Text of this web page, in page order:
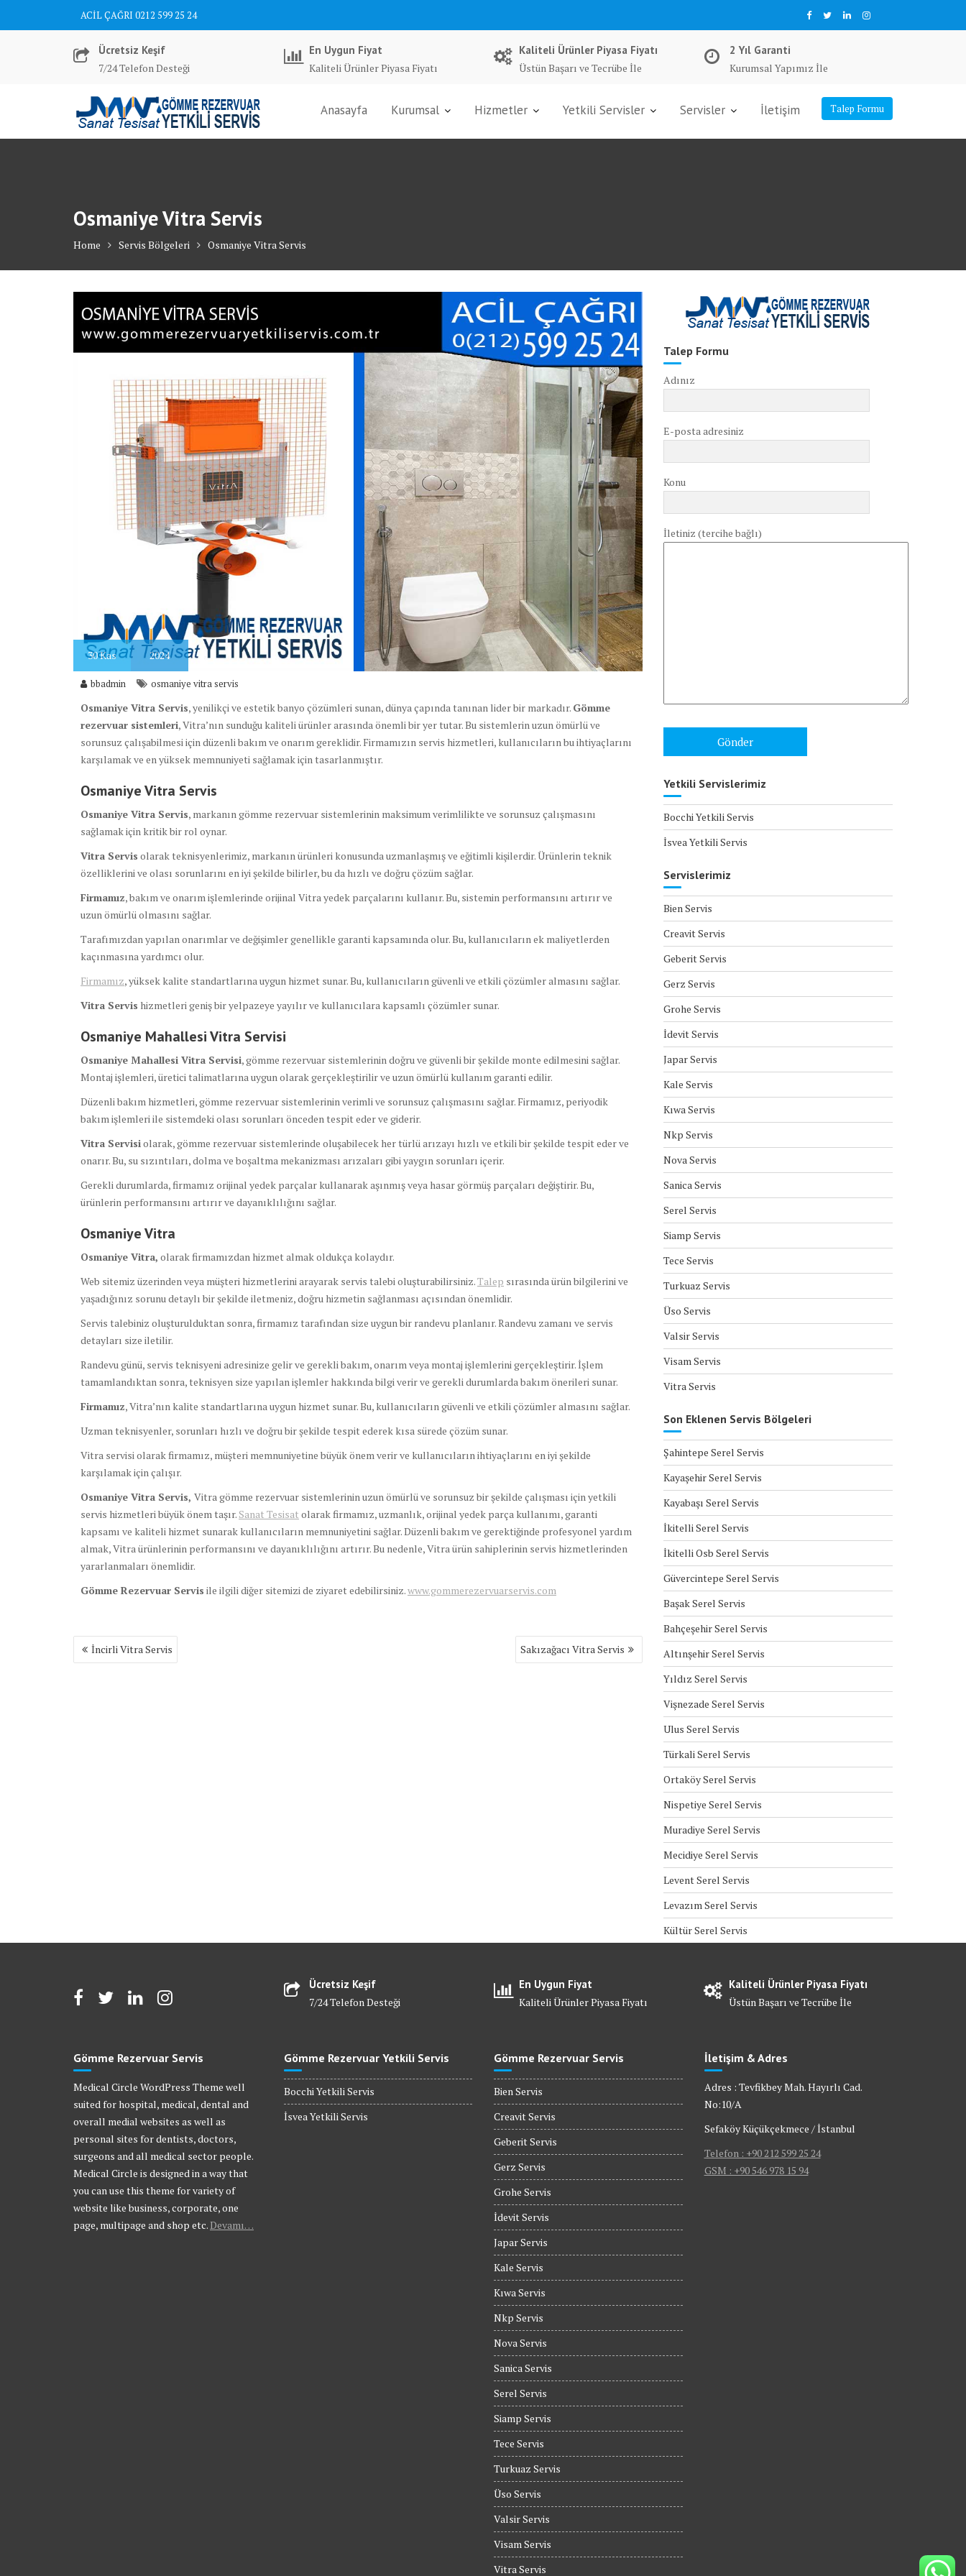
ACİL ÇAĞRI 0212 599 25 24
Ücretsiz Keşif
7/24 Telefon Desteği
En Uygun Fiyat
Kaliteli Ürünler Piyasa Fiyatı
Kaliteli Ürünler Piyasa Fiyatı
Üstün Başarı ve Tecrübe İle
2 Yıl Garanti
Kurumsal Yapımız İle
Talep Formu
Anasayfa Kurumsal Hizmetler Yetkili Servisler Servisler İletişim
Osmaniye Vitra Servis
Home Servis Bölgeleri Osmaniye Vitra Servis
30Kas 2024
bbadmin osmaniye vitra servis
Osmaniye Vitra Servis, yenilikçi ve estetik banyo çözümleri sunan, dünya çapında tanınan lider bir markadır. Gömme
rezervuar sistemleri, Vitra’nın sunduğu kaliteli ürünler arasında önemli bir yer tutar. Bu sistemlerin uzun ömürlü ve
sorunsuz çalışabilmesi için düzenli bakım ve onarım gereklidir. Firmamızın servis hizmetleri, kullanıcıların bu ihtiyaçlarını
karşılamak ve en yüksek memnuniyeti sağlamak için tasarlanmıştır.
Osmaniye Vitra Servis
Osmaniye Vitra Servis, markanın gömme rezervuar sistemlerinin maksimum verimlilikte ve sorunsuz çalışmasını
sağlamak için kritik bir rol oynar.
Vitra Servis olarak teknisyenlerimiz, markanın ürünleri konusunda uzmanlaşmış ve eğitimli kişilerdir. Ürünlerin teknik
özelliklerini ve olası sorunlarını en iyi şekilde bilirler, bu da hızlı ve doğru çözüm sağlar.
Firmamız, bakım ve onarım işlemlerinde orijinal Vitra yedek parçalarını kullanır. Bu, sistemin performansını artırır ve
uzun ömürlü olmasını sağlar.
Tarafımızdan yapılan onarımlar ve değişimler genellikle garanti kapsamında olur. Bu, kullanıcıların ek maliyetlerden
kaçınmasına yardımcı olur.
Firmamız, yüksek kalite standartlarına uygun hizmet sunar. Bu, kullanıcıların güvenli ve etkili çözümler almasını sağlar.
Vitra Servis hizmetleri geniş bir yelpazeye yayılır ve kullanıcılara kapsamlı çözümler sunar.
Osmaniye Mahallesi Vitra Servisi
Osmaniye Mahallesi Vitra Servisi, gömme rezervuar sistemlerinin doğru ve güvenli bir şekilde monte edilmesini sağlar.
Montaj işlemleri, üretici talimatlarına uygun olarak gerçekleştirilir ve uzun ömürlü kullanım garanti edilir.
Düzenli bakım hizmetleri, gömme rezervuar sistemlerinin verimli ve sorunsuz çalışmasını sağlar. Firmamız, periyodik
bakım işlemleri ile sistemdeki olası sorunları önceden tespit eder ve giderir.
Vitra Servisiolarak, gömme rezervuar sistemlerinde oluşabilecek her türlü arızayı hızlı ve etkili bir şekilde tespit eder ve
onarır. Bu, su sızıntıları, dolma ve boşaltma mekanizması arızaları gibi yaygın sorunları içerir.
Gerekli durumlarda, firmamız orijinal yedek parçalar kullanarak aşınmış veya hasar görmüş parçaları değiştirir. Bu,
ürünlerin performansını artırır ve dayanıklılığını sağlar.
Osmaniye Vitra
Osmaniye Vitra, olarak firmamızdan hizmet almak oldukça kolaydır.
Web sitemiz üzerinden veya müşteri hizmetlerini arayarak servis talebi oluşturabilirsiniz.Talep sırasında ürün bilgilerini ve
yaşadığınız sorunu detaylı bir şekilde iletmeniz, doğru hizmetin sağlanması açısından önemlidir.
Servis talebiniz oluşturulduktan sonra, firmamız tarafından size uygun bir randevu planlanır. Randevu zamanı ve servis
detayları size iletilir.
Randevu günü, servis teknisyeni adresinize gelir ve gerekli bakım, onarım veya montaj işlemlerini gerçekleştirir. İşlem
tamamlandıktan sonra, teknisyen size yapılan işlemler hakkında bilgi verir ve gerekli durumlarda bakım önerileri sunar.
Firmamız, Vitra’nın kalite standartlarına uygun hizmet sunar. Bu, kullanıcıların güvenli ve etkili çözümler almasını sağlar.
Uzman teknisyenler, sorunları hızlı ve doğru bir şekilde tespit ederek kısa sürede çözüm sunar.
Vitra servisi olarak firmamız, müşteri memnuniyetine büyük önem verir ve kullanıcıların ihtiyaçlarını en iyi şekilde
karşılamak için çalışır.
Osmaniye Vitra Servis, Vitra gömme rezervuar sistemlerinin uzun ömürlü ve sorunsuz bir şekilde çalışması için yetkili
servis hizmetleri büyük önem taşır. Sanat Tesisat olarak firmamız, uzmanlık, orijinal yedek parça kullanımı, garanti
kapsamı ve kaliteli hizmet sunarak kullanıcıların memnuniyetini sağlar. Düzenli bakım ve gerektiğinde profesyonel yardım
almak, Vitra ürünlerinin performansını ve dayanıklılığını artırır. Bu nedenle, Vitra ürün sahiplerinin servis hizmetlerinden
yararlanmaları önemlidir.
Gömme Rezervuar Servis ile ilgili diğer sitemizi de ziyaret edebilirsiniz.www.gommerezervuarservis.com
Yazı
gezinmesi
İncirli Vitra Servis Sakızağacı Vitra Servis
Talep Formu
Adınız
E-posta adresiniz
Konu
İletiniz (tercihe bağlı)
Yetkili Servislerimiz
Bocchi Yetkili Servis
İsvea Yetkili Servis
Servislerimiz
Bien Servis
Creavit Servis
Geberit Servis
Gerz Servis
Grohe Servis
İdevit Servis
Japar Servis
Kale Servis
Kıwa Servis
Nkp Servis
Nova Servis
Sanica Servis
Serel Servis
Siamp Servis
Tece Servis
Turkuaz Servis
Üso Servis
Valsir Servis
Visam Servis
Vitra Servis
Son Eklenen Servis Bölgeleri
Şahintepe Serel Servis
Kayaşehir Serel Servis
Kayabaşı Serel Servis
İkitelli Serel Servis
İkitelli Osb Serel Servis
Güvercintepe Serel Servis
Başak Serel Servis
Bahçeşehir Serel Servis
Altınşehir Serel Servis
Yıldız Serel Servis
Vişnezade Serel Servis
Ulus Serel Servis
Türkali Serel Servis
Ortaköy Serel Servis
Nispetiye Serel Servis
Muradiye Serel Servis
Mecidiye Serel Servis
Levent Serel Servis
Levazım Serel Servis
Kültür Serel Servis
Ücretsiz Keşif
7/24 Telefon Desteği
En Uygun Fiyat
Kaliteli Ürünler Piyasa Fiyatı
Kaliteli Ürünler Piyasa Fiyatı
Üstün Başarı ve Tecrübe İle
Gömme Rezervuar Servis
Medical Circle WordPress Theme well
suited for hospital, medical, dental and
overall medial websites as well as
personal sites for dentists, doctors,
surgeons and all medical sector people.
Medical Circle is designed in a way that
you can use this theme for variety of
website like business, corporate, one
page, multipage and shop etc.Devamı…
Gömme Rezervuar Yetkili Servis
Bocchi Yetkili Servis
İsvea Yetkili Servis
Gömme Rezervuar Servis
Bien Servis
Creavit Servis
Geberit Servis
Gerz Servis
Grohe Servis
İdevit Servis
Japar Servis
Kale Servis
Kıwa Servis
Nkp Servis
Nova Servis
Sanica Servis
Serel Servis
Siamp Servis
Tece Servis
Turkuaz Servis
Üso Servis
Valsir Servis
Visam Servis
Vitra Servis
İletişim & Adres
Adres : Tevfikbey Mah. Hayırlı Cad.
No:10/A
Sefaköy Küçükçekmece / İstanbul
Telefon : +90 212 599 25 24
GSM : +90 546 978 15 94